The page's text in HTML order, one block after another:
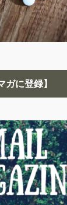
ガに登録】